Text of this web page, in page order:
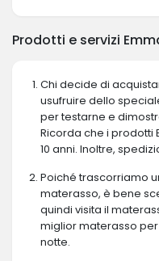
Prodotti e servizi
Chi decide di
usufruire dello
per testarne e
Ricorda che i prodotti
10 anni. Inoltre,
Poiché trascorriamo
materasso, è bene
quindi visita il
miglior materasso
notte.